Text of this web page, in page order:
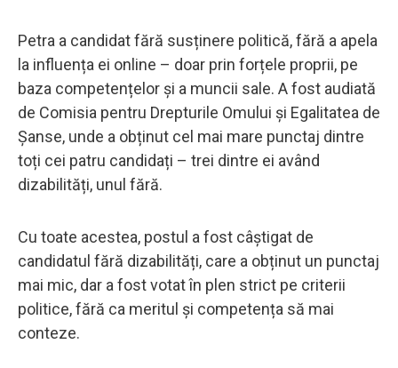
Petra a candidat fără susținere politică, fără a apela
la influența ei online – doar prin forțele proprii, pe
baza competențelor și a muncii sale. A fost audiată
de Comisia pentru Drepturile Omului și Egalitatea de
Șanse, unde a obținut cel mai mare punctaj dintre
toți cei patru candidați – trei dintre ei având
dizabilități, unul fără.
Cu toate acestea, postul a fost câștigat de
candidatul fără dizabilități, care a obținut un punctaj
mai mic, dar a fost votat în plen strict pe criterii
politice, fără ca meritul și competența să mai
conteze.